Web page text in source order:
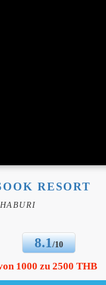
RESORT
8.1/10
1000 zu 2500 THB